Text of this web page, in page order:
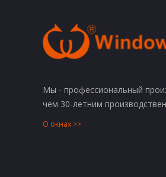
Мы - профессиональный
чем 30-летним
О окнах >>